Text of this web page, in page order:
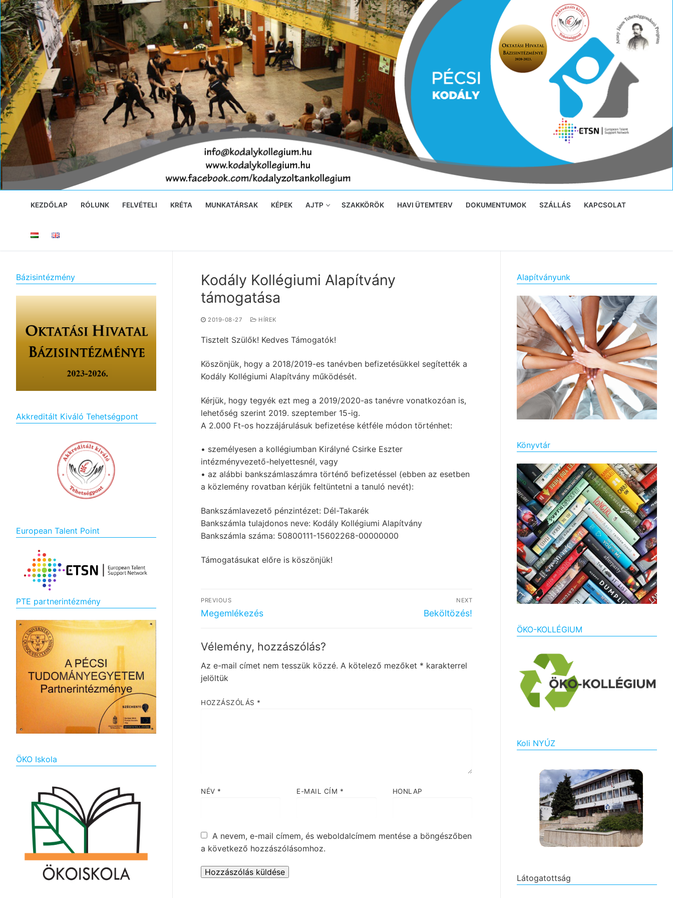
Ugrás
a
tartalomra
KEZDŐLAP RÓLUNK FELVÉTELI KRÉTA MUNKATÁRSAK KÉPEK AJTP SZAKKÖRÖK HAVI ÜTEMTERV DOKUMENTUMOK SZÁLLÁS KAPCSOLAT
Kodály Kollégiumi Alapítvány
támogatása
2019-08-27 HÍREK
Tisztelt Szülők! Kedves Támogatók!
Köszönjük, hogy a 2018/2019-es tanévben befizetésükkel segítették a
Kodály Kollégiumi Alapítvány működését.
Kérjük, hogy tegyék ezt meg a 2019/2020-as tanévre vonatkozóan is,
lehetőség szerint 2019. szeptember 15-ig.
A 2.000 Ft-os hozzájárulásuk befizetése kétféle módon történhet:
• személyesen a kollégiumban Királyné Csirke Eszter
intézményvezető-helyettesnél, vagy
• az alábbi bankszámlaszámra történő befizetéssel (ebben az esetben
a közlemény rovatban kérjük feltüntetni a tanuló nevét):
Bankszámlavezető pénzintézet: Dél-Takarék
Bankszámla tulajdonos neve: Kodály Kollégiumi Alapítvány
Bankszámla száma: 50800111-15602268-00000000
Támogatásukat előre is köszönjük!
Bejegyzés
navigáció
PREVIOUS
Previous
Megemlékezés
NEXT
Next
Beköltözés!
Vélemény, hozzászólás?
Az e-mail címet nem tesszük közzé. A kötelező mezőket * karakterrel
jelöltük
HOZZÁSZÓLÁS *
NÉV * E-MAIL CÍM * HONLAP
A nevem, e-mail címem, és weboldalcímem mentése a böngészőben
a következő hozzászólásomhoz.
Alapítványunk
Könyvtár
ÖKO-KOLLÉGIUM
Koli NYÚZ
Látogatottság
Bázisintézmény
Akkreditált Kiváló Tehetségpont
European Talent Point
PTE partnerintézmény
ÖKO Iskola